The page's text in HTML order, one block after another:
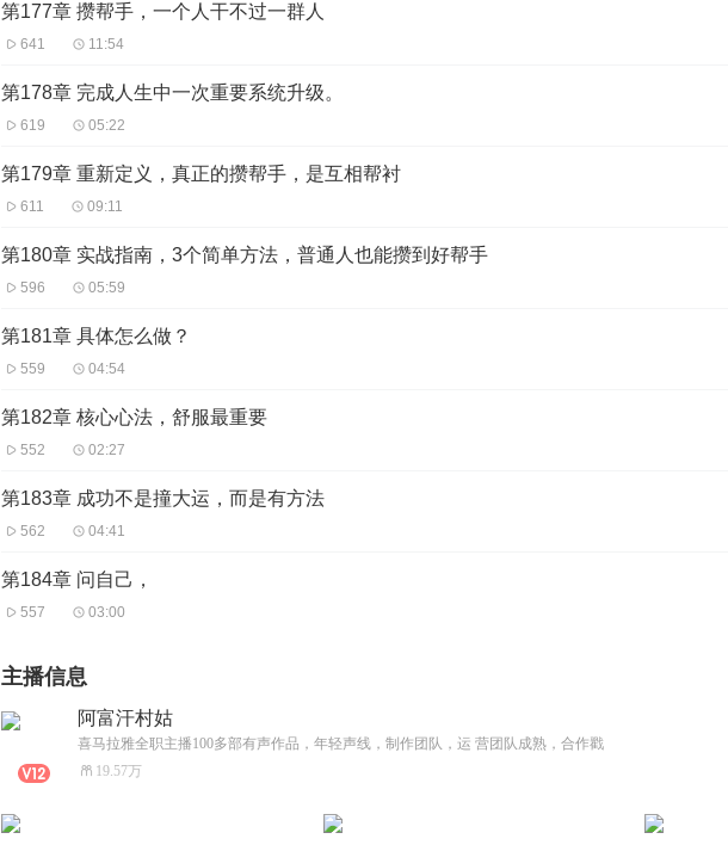
第177章 攒帮手，一个人干不过一群人
641 11:54
第178章 完成人生中一次重要系统升级。
619 05:22
第179章 重新定义，真正的攒帮手，是互相帮衬
611 09:11
第180章 实战指南，3个简单方法，普通人也能攒到好帮手
596 05:59
第181章 具体怎么做？
559 04:54
第182章 核心心法，舒服最重要
552 02:27
第183章 成功不是撞大运，而是有方法
562 04:41
第184章 问自己，
557 03:00
主播信息
阿富汗村姑
喜马拉雅全职主播100多部有声作品，年轻声线，制作团队，运 营团队成熟，合作戳
19.57万